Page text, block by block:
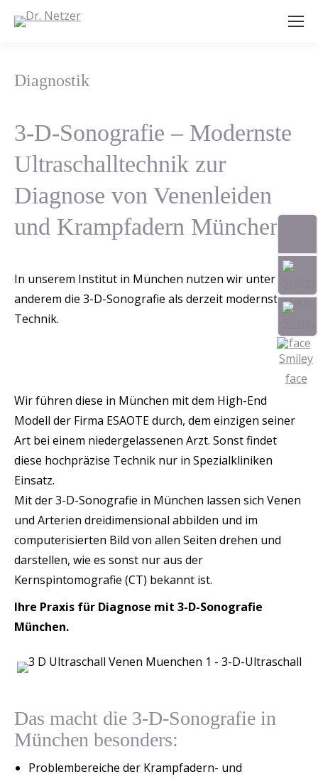
Diagnostik
3-D-Sonografie – Modernste
Ultraschalltechnik zur
Diagnose von Venenleiden
und Krampfadern München
In unserem Institut in München nutzen wir unter
anderem die 3-D-Sonografie als derzeit modernste
Technik.
Wir führen diese in München mit dem High-End
Modell der Firma ESAOTE durch, dem einzigen seiner
Art bei einem niedergelassenen Arzt. Sonst findet
diese hochpräzise Technik nur in Spezialkliniken
Einsatz.
Mit der 3-D-Sonografie in München lassen sich Venen
und Arterien dreidimensional abbilden und im
computerisierten Bild von allen Seiten drehen und
darstellen, wie es sonst nur aus der
Kernspintomografie (CT) bekannt ist.
Ihre Praxis für Diagnose mit 3-D-Sonografie
München.
Das macht die 3-D-Sonografie in
München besonders:
Problembereiche der Krampfadern- und